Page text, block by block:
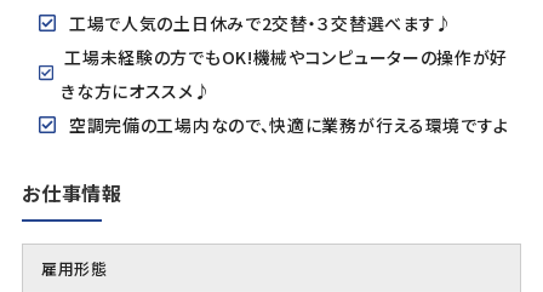
工場で人気の土日休みで2交替・３交替選べます♪
工場未経験の方でもOK!機械やコンピューターの操作が好
きな方にオススメ♪
空調完備の工場内なので、快適に業務が行える環境ですよ
お仕事情報
雇用形態